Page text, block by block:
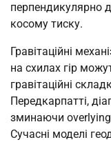
перпендикулярно
косому тиску.
Гравітаційні
на схилах гір
гравітаційні
Передкарпатті,
зминаючи overlying
Сучасні моделі